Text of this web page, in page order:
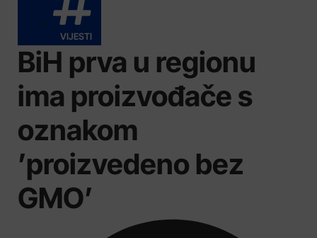
VIJESTI
BiH prva u regionu
ima proizvođače s
oznakom
’proizvedeno bez
GMO’